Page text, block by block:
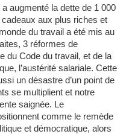
augmenté la dette de 1 000
cadeaux aux plus riches et
du travail a été mis au
3 réformes de
du Code du travail, et de la
l’austérité salariale. Cette
un désastre d’un point de
se multiplient et notre
saignée. Le
comme le remède
et démocratique, alors